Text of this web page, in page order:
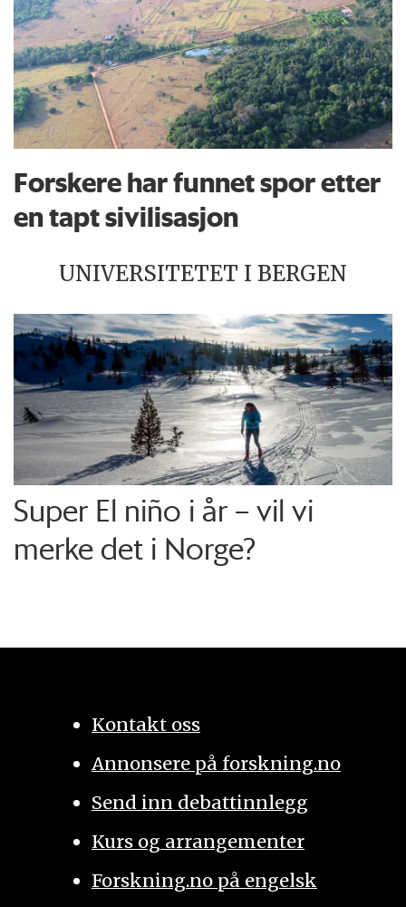
Forskere har funnet spor etter
en tapt sivilisasjon
UNIVERSITETET I BERGEN
Super El niño i år – vil vi
merke det i Norge?
Kontakt oss
Annonsere på forskning.no
Send inn debattinnlegg
Kurs og arrangementer
Forskning.no på engelsk